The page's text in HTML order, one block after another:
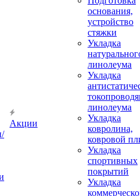
Акции
основания,
устройство
стяжки
Укладка
линолеума
Укладка
линолеума
Укладка
ковролина,
ковровой
Укладка
спортивных
покрытий
Укладка